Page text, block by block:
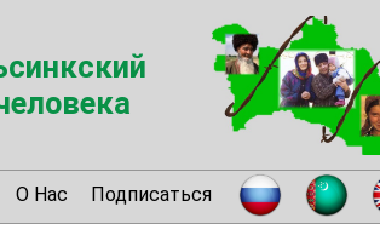
О Нас Подписаться